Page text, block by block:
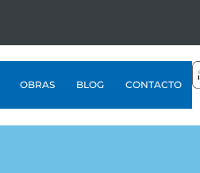
OBRAS BLOG CONTACTO